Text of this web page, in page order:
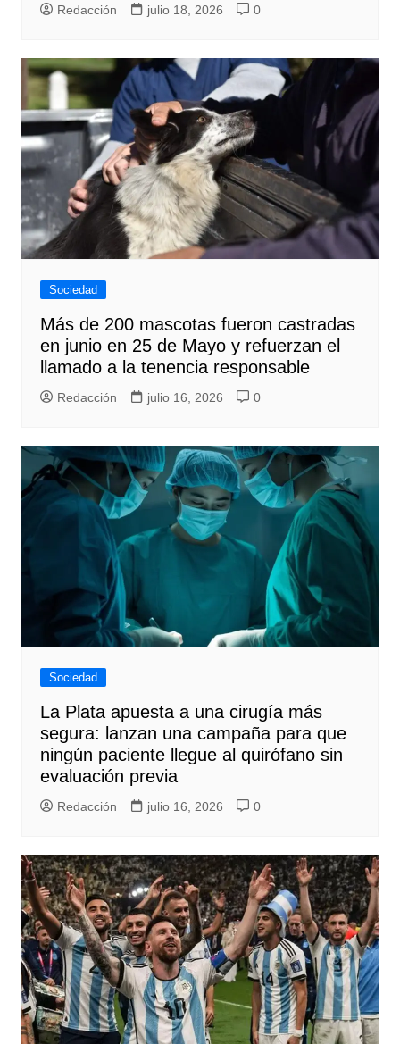
Redacción julio 18, 2026 0
Sociedad
Más de 200 mascotas fueron castradas
en junio en 25 de Mayo y refuerzan el
llamado a la tenencia responsable
Redacción julio 16, 2026 0
Sociedad
La Plata apuesta a una cirugía más
segura: lanzan una campaña para que
ningún paciente llegue al quirófano sin
evaluación previa
Redacción julio 16, 2026 0